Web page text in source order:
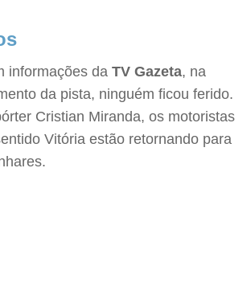
informações da TV Gazeta, na
da pista, ninguém ficou ferido.
Cristian Miranda, os motoristas
Vitória estão retornando para